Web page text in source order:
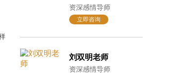
资深感情导师
立即咨询
刘双明老师
资深感情导师